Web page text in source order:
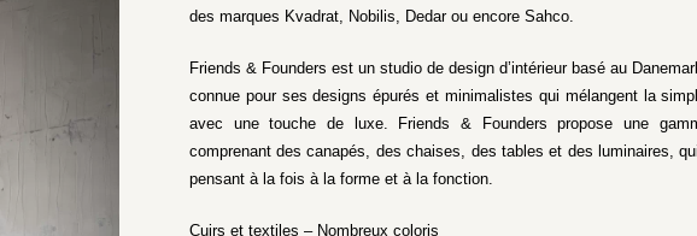
des marques Kvadrat, Nobilis, Dedar ou encore Sahco.
Friends & Founders est un studio de design d’intérieur basé au
connue pour ses designs épurés et minimalistes qui mélangent la
avec une touche de luxe. Friends & Founders propose une
comprenant des canapés, des chaises, des tables et des luminaires,
pensant à la fois à la forme et à la fonction.
Cuirs et textiles – Nombreux coloris